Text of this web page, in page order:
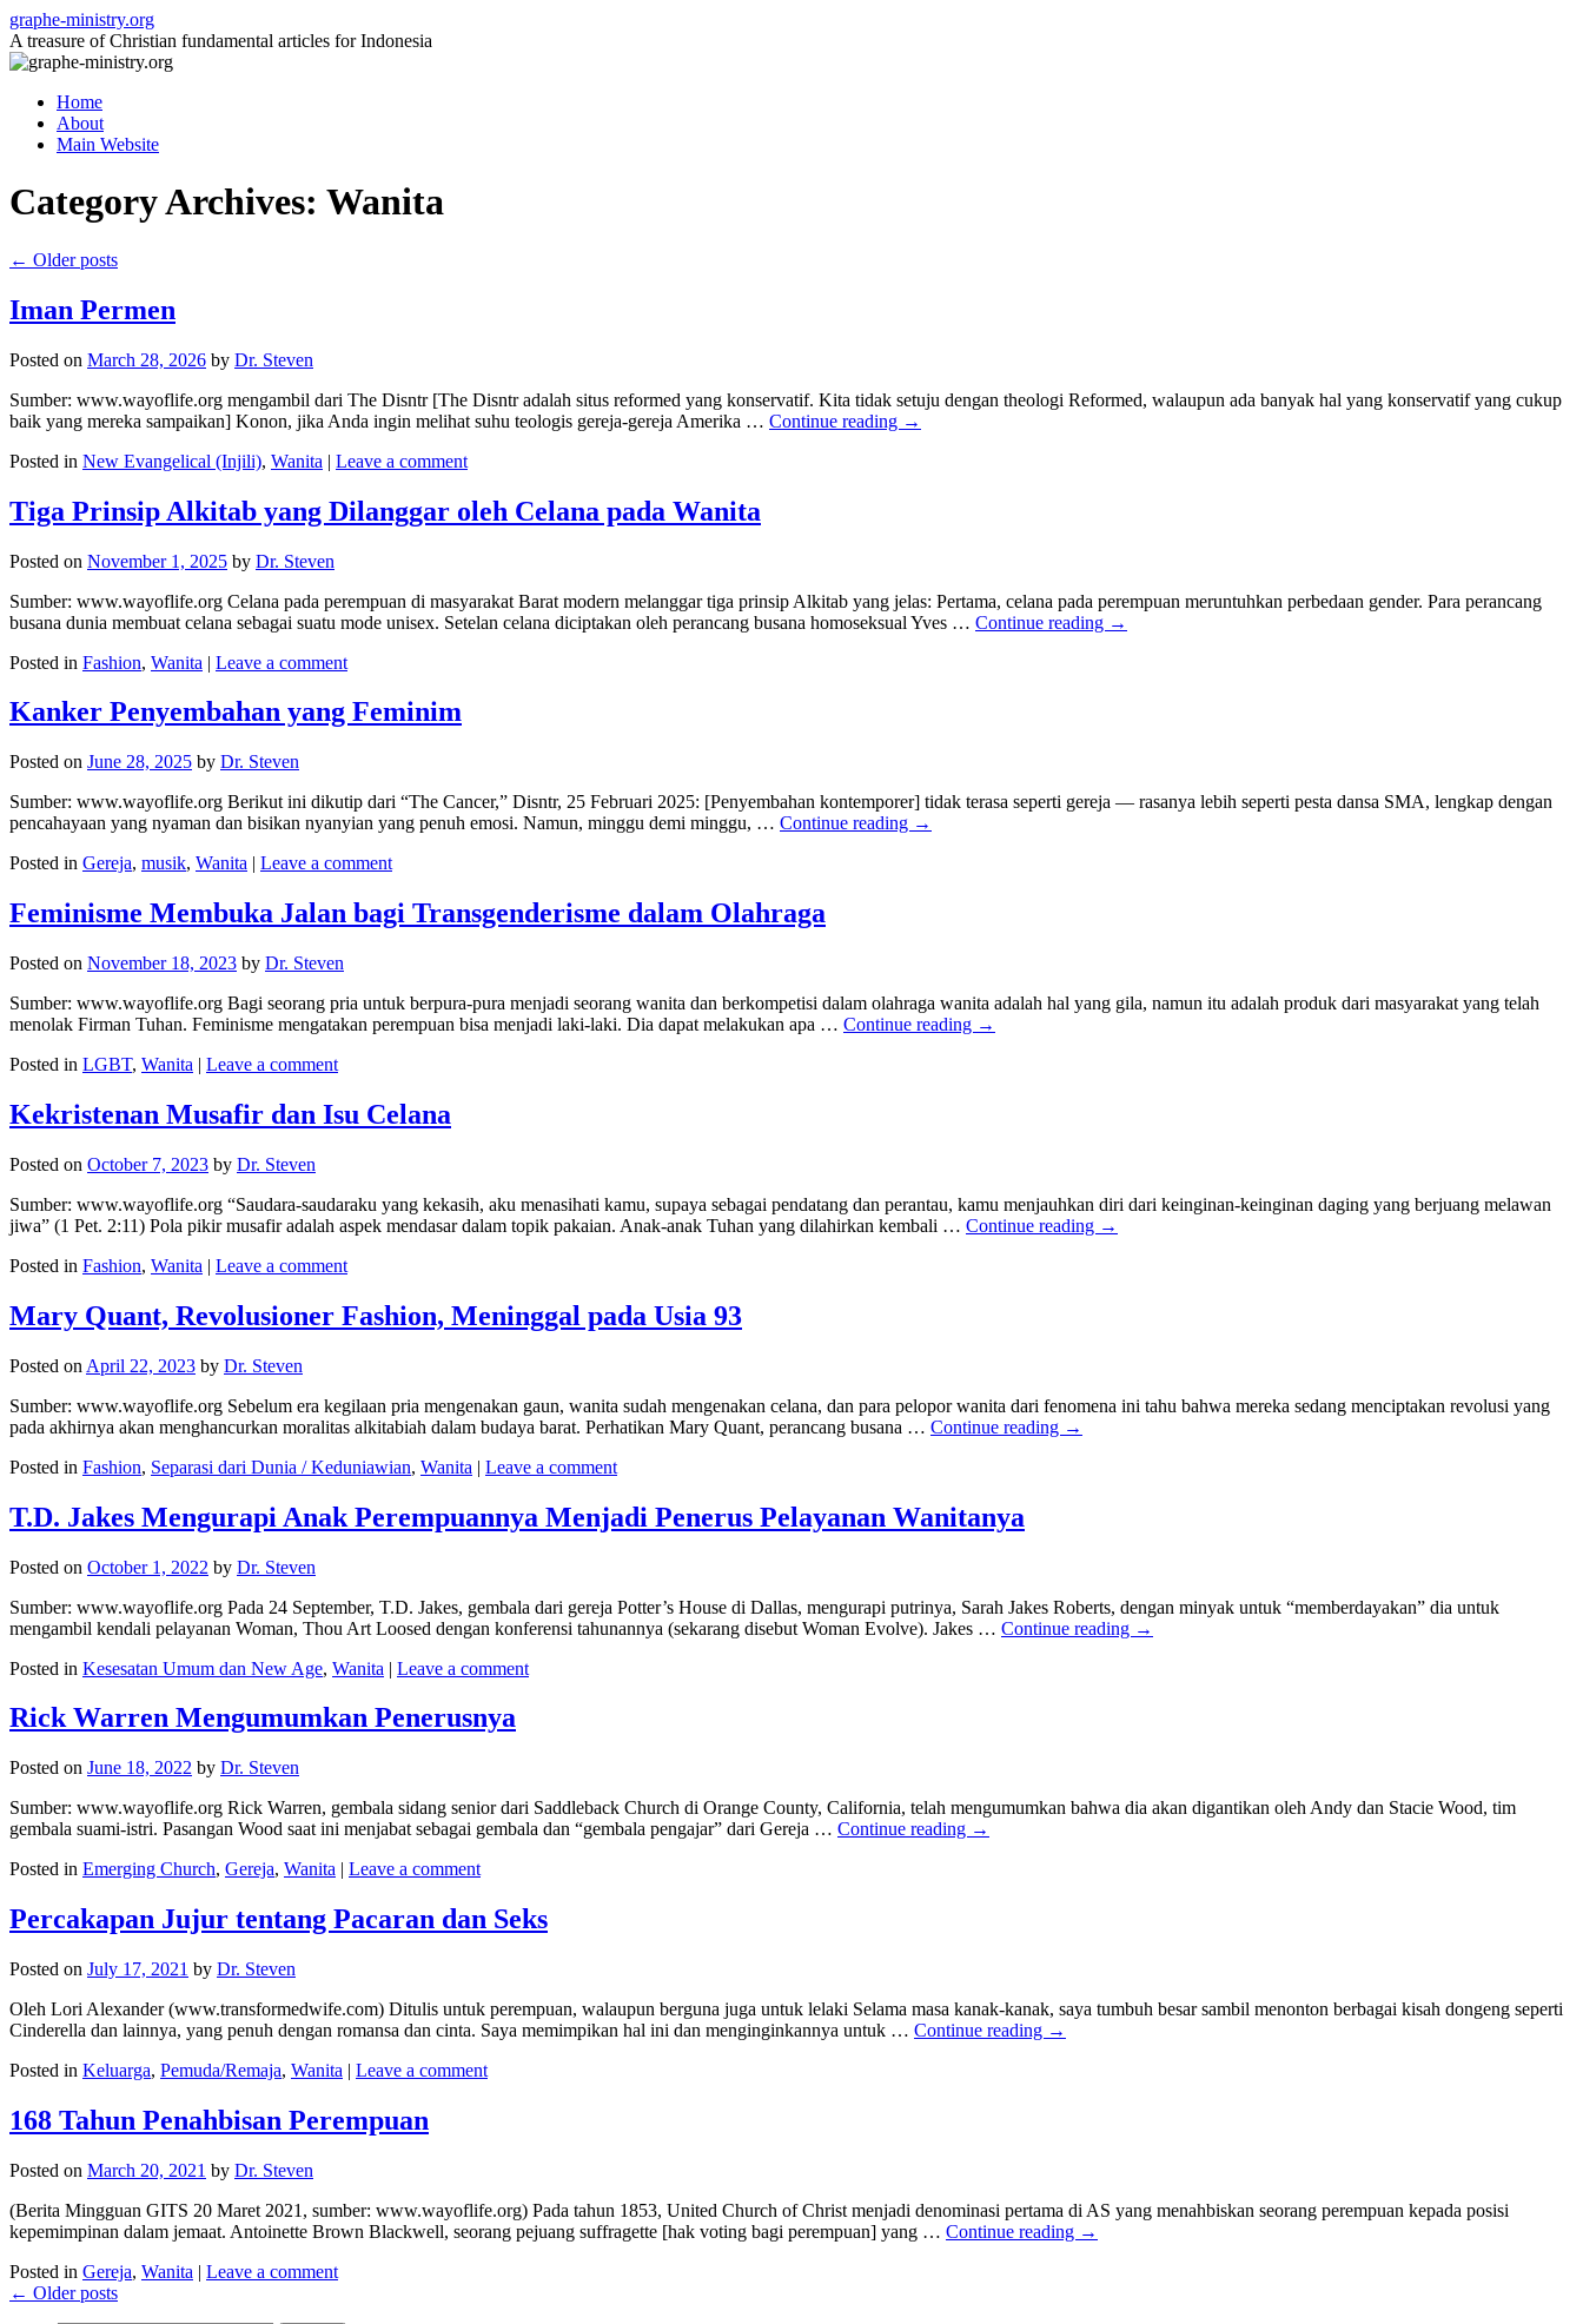
Skip
to
content
graphe-ministry.org
A treasure of Christian fundamental articles for Indonesia
Home
About
Main Website
Category Archives: Wanita
← Older posts
Iman Permen
Posted on March 28, 2026 by Dr. Steven
Sumber: www.wayoflife.org mengambil dari The Disntr [The Disntr adalah situs reformed yang konservatif. Kita tidak setuju dengan theologi Reformed, walaupun ada banyak hal yang konservatif yang cukup
baik yang mereka sampaikan] Konon, jika Anda ingin melihat suhu teologis gereja-gereja Amerika … Continue reading →
Posted in New Evangelical (Injili), Wanita | Leave a comment
Tiga Prinsip Alkitab yang Dilanggar oleh Celana pada Wanita
Posted on November 1, 2025 by Dr. Steven
Sumber: www.wayoflife.org Celana pada perempuan di masyarakat Barat modern melanggar tiga prinsip Alkitab yang jelas: Pertama, celana pada perempuan meruntuhkan perbedaan gender. Para perancang
busana dunia membuat celana sebagai suatu mode unisex. Setelan celana diciptakan oleh perancang busana homoseksual Yves … Continue reading →
Posted in Fashion, Wanita | Leave a comment
Kanker Penyembahan yang Feminim
Posted on June 28, 2025 by Dr. Steven
Sumber: www.wayoflife.org Berikut ini dikutip dari “The Cancer,” Disntr, 25 Februari 2025: [Penyembahan kontemporer] tidak terasa seperti gereja — rasanya lebih seperti pesta dansa SMA, lengkap dengan
pencahayaan yang nyaman dan bisikan nyanyian yang penuh emosi. Namun, minggu demi minggu, … Continue reading →
Posted in Gereja, musik, Wanita | Leave a comment
Feminisme Membuka Jalan bagi Transgenderisme dalam Olahraga
Posted on November 18, 2023 by Dr. Steven
Sumber: www.wayoflife.org Bagi seorang pria untuk berpura-pura menjadi seorang wanita dan berkompetisi dalam olahraga wanita adalah hal yang gila, namun itu adalah produk dari masyarakat yang telah
menolak Firman Tuhan. Feminisme mengatakan perempuan bisa menjadi laki-laki. Dia dapat melakukan apa … Continue reading →
Posted in LGBT, Wanita | Leave a comment
Kekristenan Musafir dan Isu Celana
Posted on October 7, 2023 by Dr. Steven
Sumber: www.wayoflife.org “Saudara-saudaraku yang kekasih, aku menasihati kamu, supaya sebagai pendatang dan perantau, kamu menjauhkan diri dari keinginan-keinginan daging yang berjuang melawan
jiwa” (1 Pet. 2:11) Pola pikir musafir adalah aspek mendasar dalam topik pakaian. Anak-anak Tuhan yang dilahirkan kembali … Continue reading →
Posted in Fashion, Wanita | Leave a comment
Mary Quant, Revolusioner Fashion, Meninggal pada Usia 93
Posted on April 22, 2023 by Dr. Steven
Sumber: www.wayoflife.org Sebelum era kegilaan pria mengenakan gaun, wanita sudah mengenakan celana, dan para pelopor wanita dari fenomena ini tahu bahwa mereka sedang menciptakan revolusi yang
pada akhirnya akan menghancurkan moralitas alkitabiah dalam budaya barat. Perhatikan Mary Quant, perancang busana … Continue reading →
Posted in Fashion, Separasi dari Dunia / Keduniawian, Wanita | Leave a comment
T.D. Jakes Mengurapi Anak Perempuannya Menjadi Penerus Pelayanan Wanitanya
Posted on October 1, 2022 by Dr. Steven
Sumber: www.wayoflife.org Pada 24 September, T.D. Jakes, gembala dari gereja Potter’s House di Dallas, mengurapi putrinya, Sarah Jakes Roberts, dengan minyak untuk “memberdayakan” dia untuk
mengambil kendali pelayanan Woman, Thou Art Loosed dengan konferensi tahunannya (sekarang disebut Woman Evolve). Jakes … Continue reading →
Posted in Kesesatan Umum dan New Age, Wanita | Leave a comment
Rick Warren Mengumumkan Penerusnya
Posted on June 18, 2022 by Dr. Steven
Sumber: www.wayoflife.org Rick Warren, gembala sidang senior dari Saddleback Church di Orange County, California, telah mengumumkan bahwa dia akan digantikan oleh Andy dan Stacie Wood, tim
gembala suami-istri. Pasangan Wood saat ini menjabat sebagai gembala dan “gembala pengajar” dari Gereja … Continue reading →
Posted in Emerging Church, Gereja, Wanita | Leave a comment
Percakapan Jujur tentang Pacaran dan Seks
Posted on July 17, 2021 by Dr. Steven
Oleh Lori Alexander (www.transformedwife.com) Ditulis untuk perempuan, walaupun berguna juga untuk lelaki Selama masa kanak-kanak, saya tumbuh besar sambil menonton berbagai kisah dongeng seperti
Cinderella dan lainnya, yang penuh dengan romansa dan cinta. Saya memimpikan hal ini dan menginginkannya untuk … Continue reading →
Posted in Keluarga, Pemuda/Remaja, Wanita | Leave a comment
168 Tahun Penahbisan Perempuan
Posted on March 20, 2021 by Dr. Steven
(Berita Mingguan GITS 20 Maret 2021, sumber: www.wayoflife.org) Pada tahun 1853, United Church of Christ menjadi denominasi pertama di AS yang menahbiskan seorang perempuan kepada posisi
kepemimpinan dalam jemaat. Antoinette Brown Blackwell, seorang pejuang suffragette [hak voting bagi perempuan] yang … Continue reading →
Posted in Gereja, Wanita | Leave a comment
← Older posts